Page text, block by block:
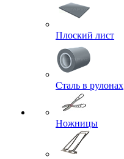
Плоский лист
Сталь в рулонах
Ножницы